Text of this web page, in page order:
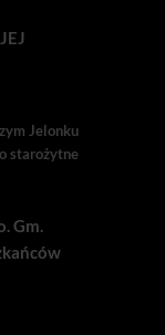
Jelonku
starożytne
Gm.